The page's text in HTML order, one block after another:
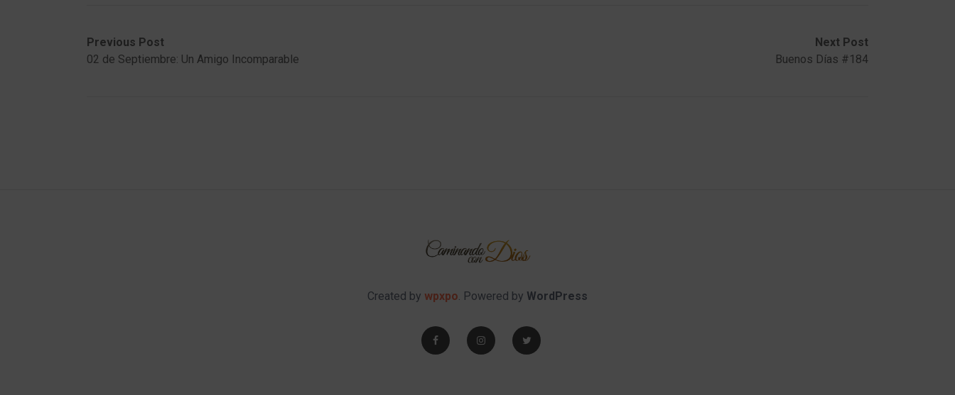
Previous Post
02 de Septiembre: Un Amigo Incomparable
Next Post
Buenos Días #184
Created by wpxpo. Powered by WordPress